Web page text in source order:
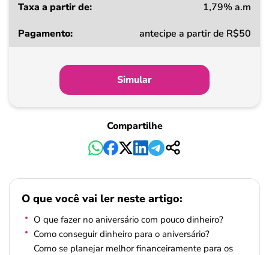
a
Pagamento
1,79% a.m
antecipe a partir de R$50
Simular
Compartilhe
O que você vai ler neste artigo:
O que fazer no aniversário com pouco dinheiro?
Como conseguir dinheiro para o aniversário?
Como se planejar melhor financeiramente para os